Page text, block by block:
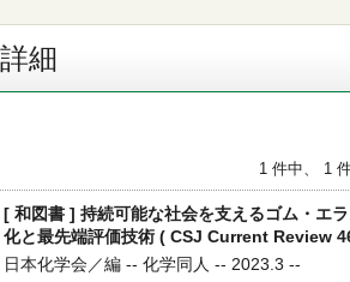
細
1 件中、 1
[ 和図書 ] 持続可能な社会を支えるゴム・エ
化と最先端評価技術 ( CSJ Current Review
日本化学会／編 -- 化学同人 -- 2023.3 --